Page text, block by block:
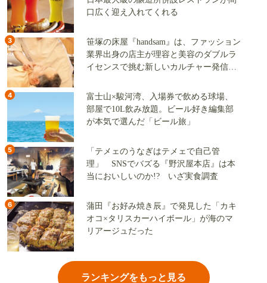
口広く迎え入れてくれる
3
笹塚の床屋『handsam』は、ファッション
業界出身の店主が理容と美容のダブルラ
イセンスで挑む新しいカルチャー発信基
4
富士山×駿河湾、入場券で飲める球場、
部屋で10L飲み放題。ビール好き編集部
が本気で選んだ「ビール旅」
5
「テメェのうなぎはテメェで自己管
理」 SNSでバズる『野沢屋本店』は本
当においしいのか!? いざ実食調査
6
蒲田『お好み焼き辰』で発見した「カキ
オコ×タリスカーハイボール」が海のマ
リアージュだった
ランキングをもっと見る